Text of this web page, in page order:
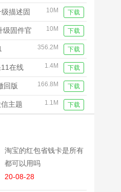
描述固 10M 下载
级固件官 10M 下载
356.2M 下载
在线 1.4M 下载
回版 166.8M 下载
主题 1.1M 下载
淘宝的红包省钱卡是所有
都可以用吗
20-08-28